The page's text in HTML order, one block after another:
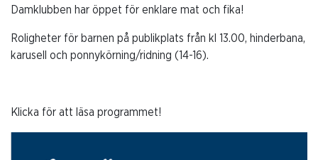
Damklubben har öppet för enklare mat och fika!
Roligheter för barnen på publikplats från kl 13.00, hinderbana,
karusell och ponnykörning/ridning (14-16).
Klicka för att läsa programmet!